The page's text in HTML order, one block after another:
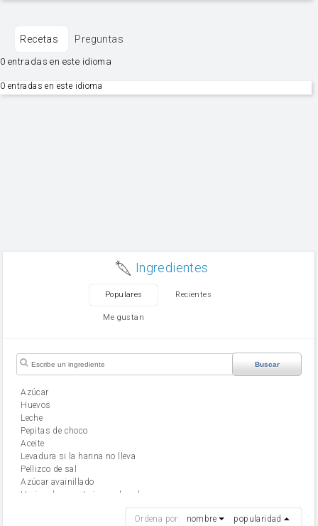
Recetas Preguntas
0 entradas en este idioma
0 entradas en este idioma
Ingredientes
Populares Recientes
Me gustan
Buscar
Azúcar
huevos
leche
Pepitas de choco
aceite
Levadura si la harina no lleva
Pellizco de sal
Azúcar avainillado
Harina de reposteria con levadura
Ordena por: nombre popularidad